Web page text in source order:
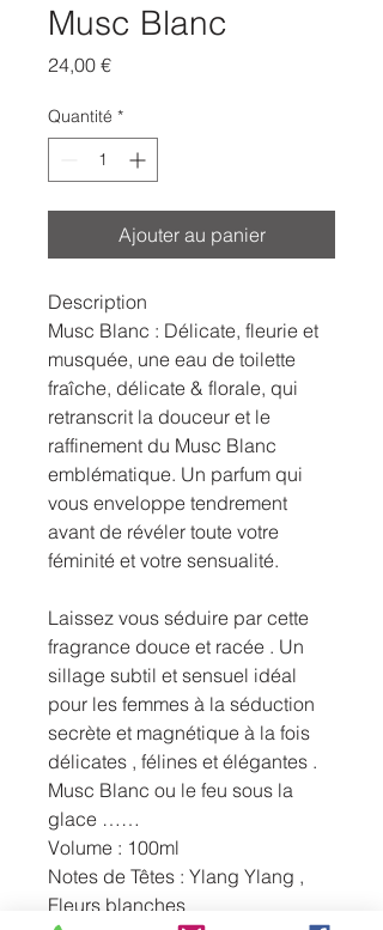
Musc Blanc
24,00 €Prix
Quantité *
Ajouter au panier
Description
Musc Blanc : Délicate, fleurie et
musquée, une eau de toilette
fraîche, délicate & florale, qui
retranscrit la douceur et le
raffinement du Musc Blanc
emblématique. Un parfum qui
vous enveloppe tendrement
avant de révéler toute votre
féminité et votre sensualité.
Laissez vous séduire par cette
fragrance douce et racée . Un
sillage subtil et sensuel idéal
pour les femmes à la séduction
secrète et magnétique à la fois
délicates , félines et élégantes .
Musc Blanc ou le feu sous la
glace ……
Volume : 100ml
Notes de Têtes : Ylang Ylang ,
Fleurs blanches